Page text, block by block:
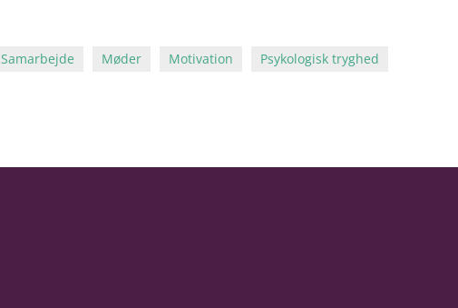
Samarbejde Møder Motivation Psykologisk tryghed